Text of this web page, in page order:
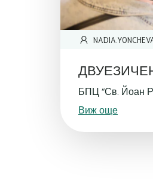
БПЦ “Св. Йоан
Виж още